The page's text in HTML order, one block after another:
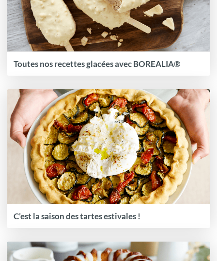
Toutes nos recettes glacées avec BOREALIA®
C’est la saison des tartes estivales !